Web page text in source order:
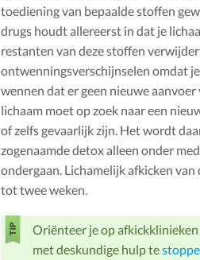
toediening van bepaalde stoffen
drugs houdt allereerst in dat je
restanten van deze stoffen
ontwenningsverschijnselen omdat
wennen dat er geen nieuwe
lichaam moet op zoek naar een
of zelfs gevaarlijk zijn. Het wordt
zogenaamde detox alleen onder
ondergaan. Lichamelijk afkicken van
tot twee weken.
Oriënteer je op
met deskundige hulp te